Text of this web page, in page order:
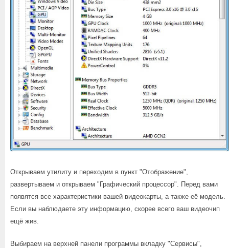
Открываем утилиту и переходим в пункт "Отображение",
развертываем и открываем "Графический процессор". Перед вами
появятся все характеристики вашей видеокарты, а также её модель.
Если вы наблюдаете эту информацию, скорее всего ваш видеочип
ещё жив.
Выбираем на верхней панели программы вкладку "Сервисы",